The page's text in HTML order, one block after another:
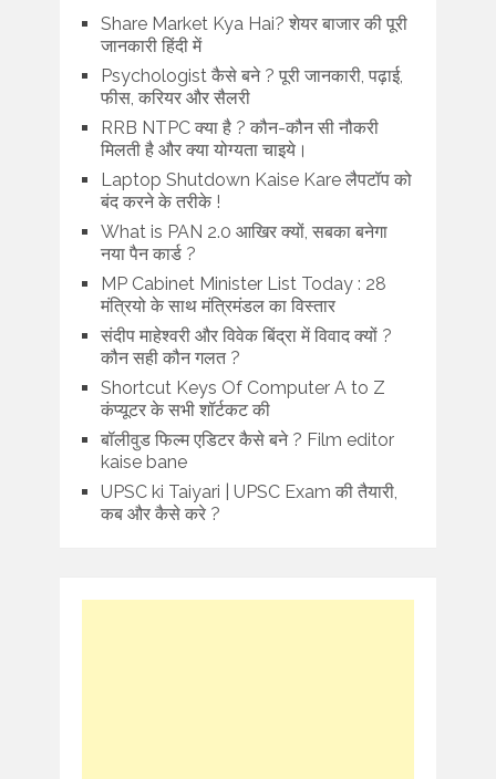
Share Market Kya Hai? शेयर बाजार की पूरी
जानकारी हिंदी में
Psychologist कैसे बने ? पूरी जानकारी, पढ़ाई,
फीस, करियर और सैलरी
RRB NTPC क्या है ? कौन-कौन सी नौकरी
मिलती है और क्या योग्यता चाइये।
Laptop Shutdown Kaise Kare लैपटॉप को
बंद करने के तरीके !
What is PAN 2.0 आखिर क्यों, सबका बनेगा
नया पैन कार्ड ?
MP Cabinet Minister List Today : 28
मंत्रियो के साथ मंत्रिमंडल का विस्तार
संदीप माहेश्वरी और विवेक बिंद्रा में विवाद क्यों ?
कौन सही कौन गलत ?
Shortcut Keys Of Computer A to Z
कंप्यूटर के सभी शॉर्टकट की
बॉलीवुड फिल्म एडिटर कैसे बने ? Film editor
kaise bane
UPSC ki Taiyari | UPSC Exam की तैयारी,
कब और कैसे करे ?